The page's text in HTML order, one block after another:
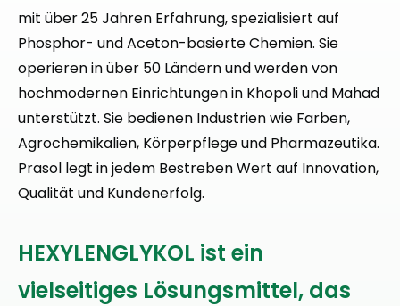
mit über 25 Jahren Erfahrung, spezialisiert auf
Phosphor- und Aceton-basierte Chemien. Sie
operieren in über 50 Ländern und werden von
hochmodernen Einrichtungen in Khopoli und Mahad
unterstützt. Sie bedienen Industrien wie Farben,
Agrochemikalien, Körperpflege und Pharmazeutika.
Prasol legt in jedem Bestreben Wert auf Innovation,
Qualität und Kundenerfolg.
HEXYLENGLYKOL ist ein
vielseitiges Lösungsmittel, das